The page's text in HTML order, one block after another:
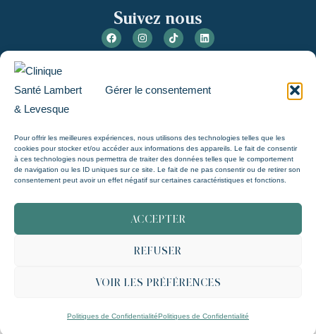
Gérer le consentement
Pour offrir les meilleures expériences, nous utilisons des technologies telles que les
cookies pour stocker et/ou accéder aux informations des appareils. Le fait de consentir
à ces technologies nous permettra de traiter des données telles que le comportement
de navigation ou les ID uniques sur ce site. Le fait de ne pas consentir ou de retirer son
consentement peut avoir un effet négatif sur certaines caractéristiques et fonctions.
ACCEPTER
REFUSER
VOIR LES PRÉFÉRENCES
Politiques de ConfidentialitéPolitiques de Confidentialité
Suivez-nous
ALL RIGHTS RESERVED © CLINIQUE SANTÉ LAMBERT &
LÉVESQUE | SITE WEB :
Fr